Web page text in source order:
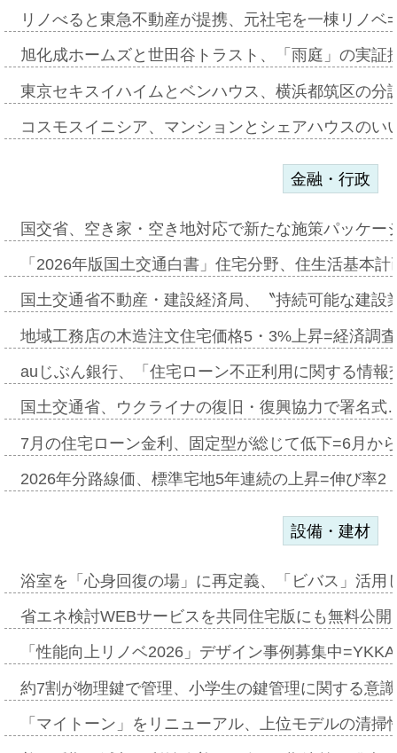
リノべると東急不動産が提携、元社宅を一棟リノ
旭化成ホームズと世田谷トラスト、「雨庭」の実
東京セキスイハイムとベンハウス、横浜都筑区の
コスモスイニシア、マンションとシェアハウスの
金融・行政
国交省、空き家・空き地対応で新たな施策パッケ
「2026年版国土交通白書」住宅分野、住生活基本
国土交通省不動産・建設経済局、〝持続可能な建
地域工務店の木造注文住宅価格5・3%上昇=経済調
auじぶん銀行、「住宅ローン不正利用に関する情
国土交通省、ウクライナの復旧・復興協力で署名
7月の住宅ローン金利、固定型が総じて低下=6月か
2026年分路線価、標準宅地5年連続の上昇=伸び率
設備・建材
浴室を「心身回復の場」に再定義、「ビバス」活
省エネ検討WEBサービスを共同住宅版にも無料公
「性能向上リノベ2026」デザイン事例募集中
約7割が物理鍵で管理、小学生の鍵管理に関する意
「マイトーン」をリニューアル、上位モデルの清